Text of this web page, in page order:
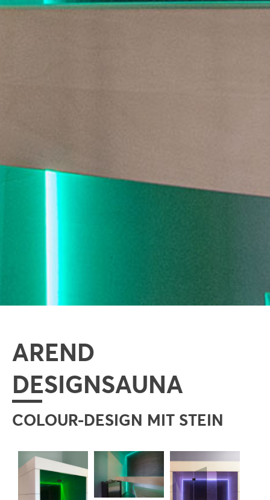
AREND
DESIGNSAUNA
COLOUR-DESIGN MIT STEIN